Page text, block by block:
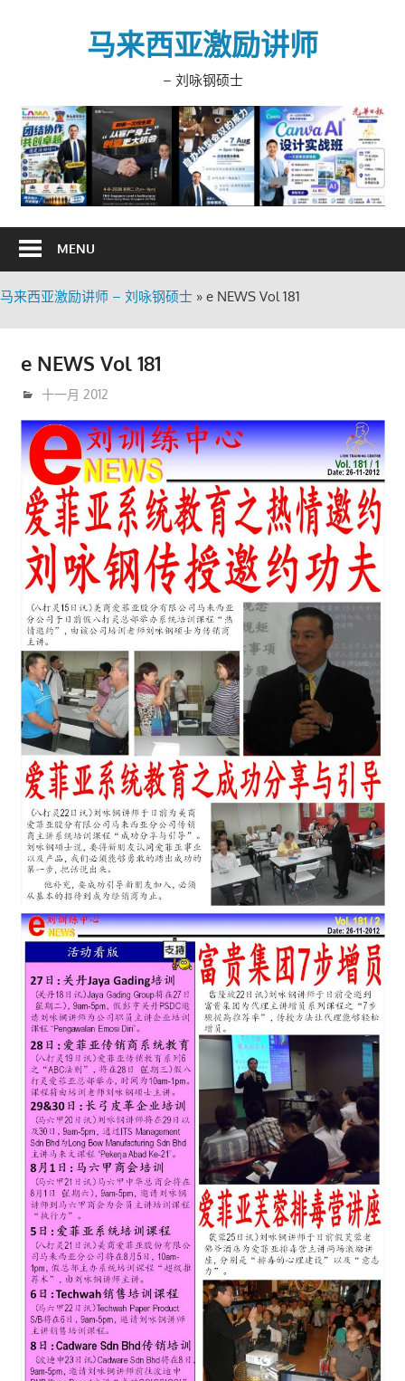
马来西亚激励讲师
– 刘咏钢硕士
MENU
马来西亚激励讲师 – 刘咏钢硕士 » e NEWS Vol 181
e NEWS Vol 181
11月 26, 2012
trainer
十一月 2012